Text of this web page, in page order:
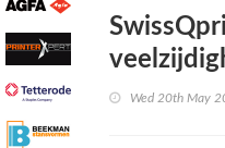
Wed 20th May